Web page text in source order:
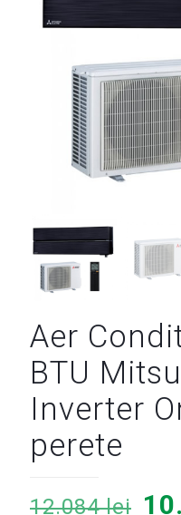
Aer
BTU
Inverter
perete
12.084lei